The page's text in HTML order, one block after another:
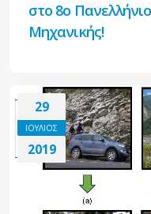
στο 8ο
Μηχανικής!
29
ΙΟΥΛΙΟΣ
2019